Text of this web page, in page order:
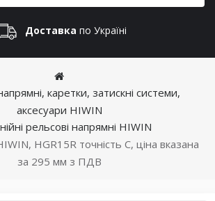
Доставка по Україні
каретки, затискні системи,
аксесуари HIWIN
рельсові напрямні HIWIN
HGR15R точність C, ціна вказана
за 295 мм з ПДВ